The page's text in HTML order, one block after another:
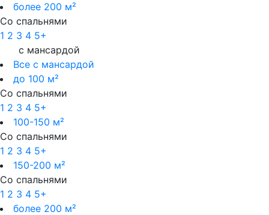
более 200 м²
Со спальнями
1 2 3 4 5+
с мансардой
Все с мансардой
до 100 м²
Со спальнями
1 2 3 4 5+
100-150 м²
Со спальнями
1 2 3 4 5+
150-200 м²
Со спальнями
1 2 3 4 5+
более 200 м²